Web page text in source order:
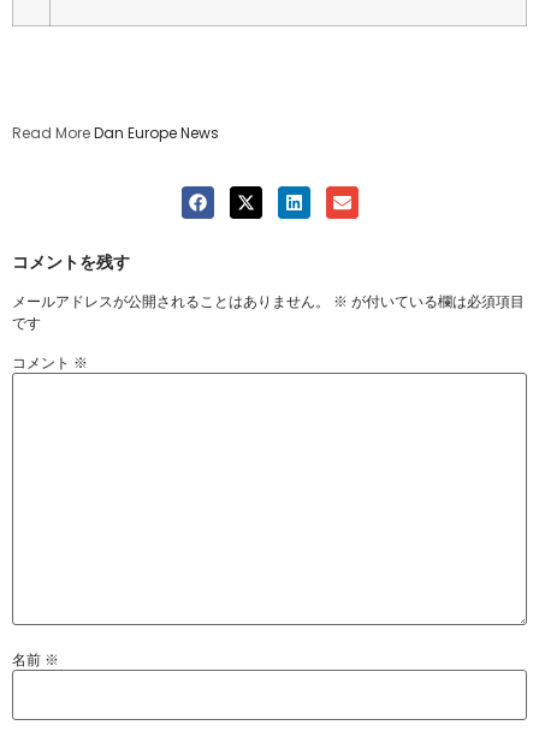
Read MoreDan Europe News
コメントを残す
メールアドレスが公開されることはありません。 ※ が付いている欄は必須項目
です
コメント ※
名前 ※